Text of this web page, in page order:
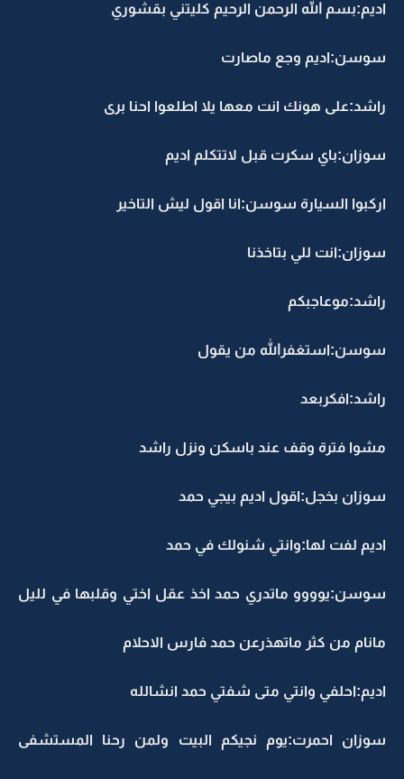
اديم:بسم الله الرحمن الرحيم كليتني بقشوري
سوسن:اديم وجع ماصارت
راشد:على هونك انت معها يلا اطلعوا احنا برى
سوزان:باي سكرت قبل لاتتكلم اديم
اركبوا السيارة سوسن:انا اقول ليش التاخير
سوزان:انت للي بتاخذنا
راشد:موعاجبكم
سوسن:استغفرالله من يقول
راشد:افكربعد
مشوا فترة وقف عند باسكن ونزل راشد
سوزان بخجل:اقول اديم بيجي حمد
اديم لفت لها:وانتي شنولك في حمد
سوسن:يوووو ماتدري حمد اخذ عقل اختي وقلبها في لليل
مانام من كثر ماتهذرعن حمد فارس الاحلام
اديم:احلفي وانتي متى شفتي حمد انشالله
سوزان احمرت:يوم نجيكم البيت ولمن رحنا المستشفى